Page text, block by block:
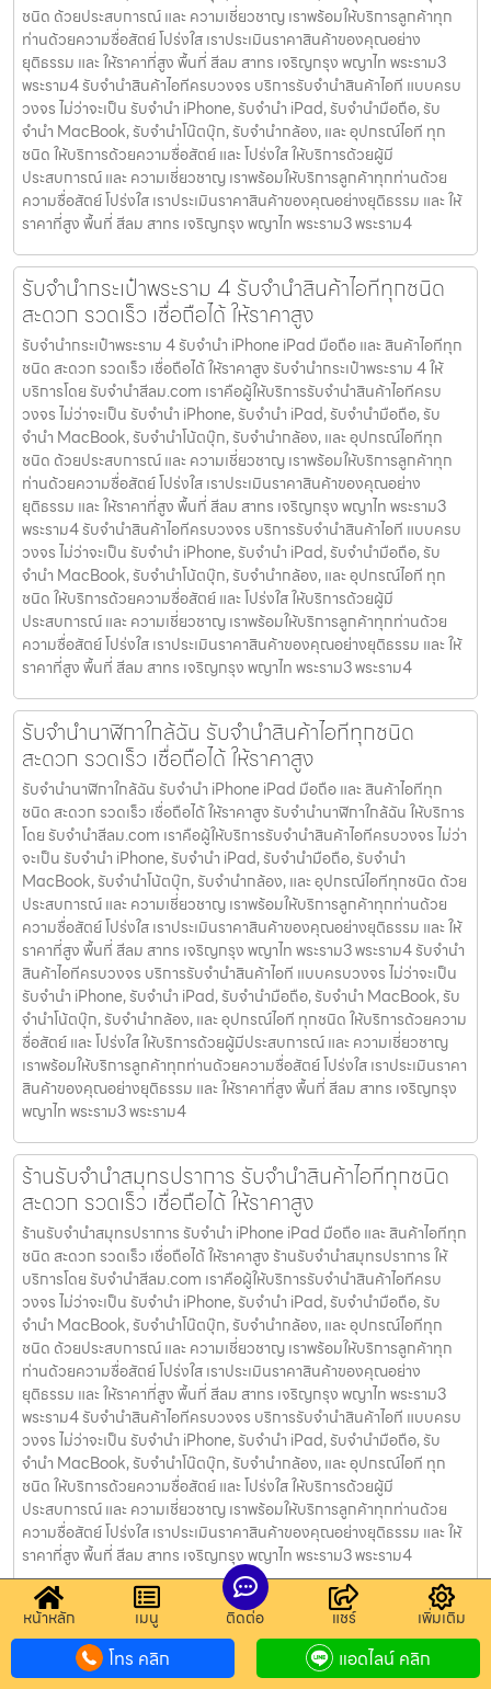
ชนิด ด้วยประสบการณ์ และ ความเชี่ยวชาญ เราพร้อมให้บริการลูกค้าทุก
ท่านด้วยความซื่อสัตย์ โปร่งใส เราประเมินราคาสินค้าของคุณอย่าง
ยุติธรรม และ ให้ราคาที่สูง พื้นที่ สีลม สาทร เจริญกรุง พญาไท พระราม3
พระราม4 รับจำนำสินค้าไอทีครบวงจร บริการรับจำนำสินค้าไอที แบบครบ
วงจร ไม่ว่าจะเป็น รับจำนำ iPhone, รับจำนำ iPad, รับจำนำมือถือ, รับ
จำนำ MacBook, รับจำนำโน๊ตบุ๊ก, รับจำนำกล้อง, และ อุปกรณ์ไอที ทุก
ชนิด ให้บริการด้วยความซื่อสัตย์ และ โปร่งใส ให้บริการด้วยผู้มี
ประสบการณ์ และ ความเชี่ยวชาญ เราพร้อมให้บริการลูกค้าทุกท่านด้วย
ความซื่อสัตย์ โปร่งใส เราประเมินราคาสินค้าของคุณอย่างยุติธรรม และ ให้
ราคาที่สูง พื้นที่ สีลม สาทร เจริญกรุง พญาไท พระราม3 พระราม4
รับจำนำกระเป๋าพระราม 4 รับจำนำสินค้าไอทีทุกชนิด
สะดวก รวดเร็ว เชื่อถือได้ ให้ราคาสูง
รับจำนำกระเป๋าพระราม 4 รับจำนำ iPhone iPad มือถือ และ สินค้าไอทีทุก
ชนิด สะดวก รวดเร็ว เชื่อถือได้ ให้ราคาสูง รับจำนำกระเป๋าพระราม 4 ให้
บริการโดย รับจํานําสีลม.com เราคือผู้ให้บริการรับจำนำสินค้าไอทีครบ
วงจร ไม่ว่าจะเป็น รับจำนำ iPhone, รับจำนำ iPad, รับจำนำมือถือ, รับ
จำนำ MacBook, รับจำนำโน้ตบุ๊ก, รับจำนำกล้อง, และ อุปกรณ์ไอทีทุก
ชนิด ด้วยประสบการณ์ และ ความเชี่ยวชาญ เราพร้อมให้บริการลูกค้าทุก
ท่านด้วยความซื่อสัตย์ โปร่งใส เราประเมินราคาสินค้าของคุณอย่าง
ยุติธรรม และ ให้ราคาที่สูง พื้นที่ สีลม สาทร เจริญกรุง พญาไท พระราม3
พระราม4 รับจำนำสินค้าไอทีครบวงจร บริการรับจำนำสินค้าไอที แบบครบ
วงจร ไม่ว่าจะเป็น รับจำนำ iPhone, รับจำนำ iPad, รับจำนำมือถือ, รับ
จำนำ MacBook, รับจำนำโน้ตบุ๊ก, รับจำนำกล้อง, และ อุปกรณ์ไอที ทุก
ชนิด ให้บริการด้วยความซื่อสัตย์ และ โปร่งใส ให้บริการด้วยผู้มี
ประสบการณ์ และ ความเชี่ยวชาญ เราพร้อมให้บริการลูกค้าทุกท่านด้วย
ความซื่อสัตย์ โปร่งใส เราประเมินราคาสินค้าของคุณอย่างยุติธรรม และ ให้
ราคาที่สูง พื้นที่ สีลม สาทร เจริญกรุง พญาไท พระราม3 พระราม4
รับจำนำนาฬิกาใกล้ฉัน รับจำนำสินค้าไอทีทุกชนิด
สะดวก รวดเร็ว เชื่อถือได้ ให้ราคาสูง
รับจำนำนาฬิกาใกล้ฉัน รับจำนำ iPhone iPad มือถือ และ สินค้าไอทีทุก
ชนิด สะดวก รวดเร็ว เชื่อถือได้ ให้ราคาสูง รับจำนำนาฬิกาใกล้ฉัน ให้บริการ
โดย รับจํานําสีลม.com เราคือผู้ให้บริการรับจำนำสินค้าไอทีครบวงจร ไม่ว่า
จะเป็น รับจำนำ iPhone, รับจำนำ iPad, รับจำนำมือถือ, รับจำนำ
MacBook, รับจำนำโน้ตบุ๊ก, รับจำนำกล้อง, และ อุปกรณ์ไอทีทุกชนิด ด้วย
ประสบการณ์ และ ความเชี่ยวชาญ เราพร้อมให้บริการลูกค้าทุกท่านด้วย
ความซื่อสัตย์ โปร่งใส เราประเมินราคาสินค้าของคุณอย่างยุติธรรม และ ให้
ราคาที่สูง พื้นที่ สีลม สาทร เจริญกรุง พญาไท พระราม3 พระราม4 รับจำนำ
สินค้าไอทีครบวงจร บริการรับจำนำสินค้าไอที แบบครบวงจร ไม่ว่าจะเป็น
รับจำนำ iPhone, รับจำนำ iPad, รับจำนำมือถือ, รับจำนำ MacBook, รับ
จำนำโน้ตบุ๊ก, รับจำนำกล้อง, และ อุปกรณ์ไอที ทุกชนิด ให้บริการด้วยความ
ซื่อสัตย์ และ โปร่งใส ให้บริการด้วยผู้มีประสบการณ์ และ ความเชี่ยวชาญ
เราพร้อมให้บริการลูกค้าทุกท่านด้วยความซื่อสัตย์ โปร่งใส เราประเมินราคา
สินค้าของคุณอย่างยุติธรรม และ ให้ราคาที่สูง พื้นที่ สีลม สาทร เจริญกรุง
พญาไท พระราม3 พระราม4
ร้านรับจำนำสมุทรปราการ รับจำนำสินค้าไอทีทุกชนิด
สะดวก รวดเร็ว เชื่อถือได้ ให้ราคาสูง
ร้านรับจำนำสมุทรปราการ รับจำนำ iPhone iPad มือถือ และ สินค้าไอทีทุก
ชนิด สะดวก รวดเร็ว เชื่อถือได้ ให้ราคาสูง ร้านรับจำนำสมุทรปราการ ให้
บริการโดย รับจํานําสีลม.com เราคือผู้ให้บริการรับจำนำสินค้าไอทีครบ
วงจร ไม่ว่าจะเป็น รับจำนำ iPhone, รับจำนำ iPad, รับจำนำมือถือ, รับ
จำนำ MacBook, รับจำนำโน๊ตบุ๊ก, รับจำนำกล้อง, และ อุปกรณ์ไอทีทุก
ชนิด ด้วยประสบการณ์ และ ความเชี่ยวชาญ เราพร้อมให้บริการลูกค้าทุก
ท่านด้วยความซื่อสัตย์ โปร่งใส เราประเมินราคาสินค้าของคุณอย่าง
ยุติธรรม และ ให้ราคาที่สูง พื้นที่ สีลม สาทร เจริญกรุง พญาไท พระราม3
พระราม4 รับจำนำสินค้าไอทีครบวงจร บริการรับจำนำสินค้าไอที แบบครบ
วงจร ไม่ว่าจะเป็น รับจำนำ iPhone, รับจำนำ iPad, รับจำนำมือถือ, รับ
จำนำ MacBook, รับจำนำโน๊ตบุ๊ก, รับจำนำกล้อง, และ อุปกรณ์ไอที ทุก
ชนิด ให้บริการด้วยความซื่อสัตย์ และ โปร่งใส ให้บริการด้วยผู้มี
ประสบการณ์ และ ความเชี่ยวชาญ เราพร้อมให้บริการลูกค้าทุกท่านด้วย
ความซื่อสัตย์ โปร่งใส เราประเมินราคาสินค้าของคุณอย่างยุติธรรม และ ให้
ราคาที่สูง พื้นที่ สีลม สาทร เจริญกรุง พญาไท พระราม3 พระราม4
รับจำนำมือถือบางรัก รับจำนำสินค้าไอทีทุกชนิด
สะดวก รวดเร็ว เชื่อถือได้ ให้ราคาสูง
รับจำนำมือถือบางรัก รับจำนำ iPhone iPad มือถือ และ สินค้าไอทีทุกชนิด
หน้าหลัก เมนู ติดต่อ แชร์ เพิ่มเติม
โทร คลิก แอดไลน์ คลิก